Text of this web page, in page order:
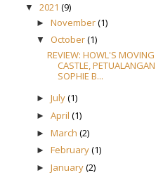
▼ 2021 (9)
► November(1)
▼ October(1)
REVIEW: HOWL'S MOVING
CASTLE, PETUALANGAN
SOPHIE B...
► July(1)
► April (1)
► March (2)
► February(1)
► January(2)